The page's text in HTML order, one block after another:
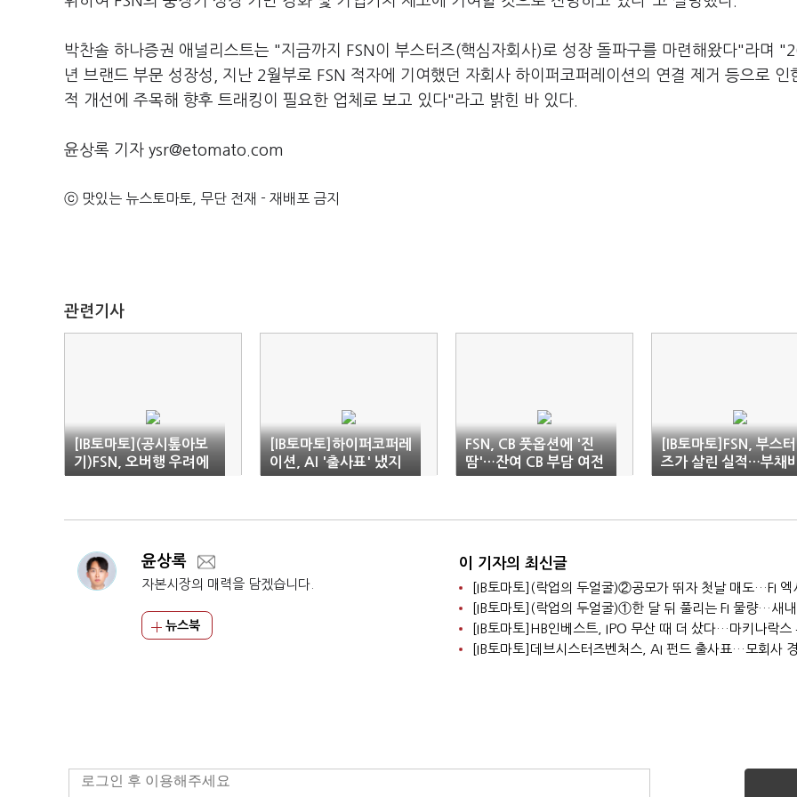
박찬솔 하나증권 애널리스트는 "지금까지 FSN이 부스터즈(핵심자회사)로 성장 돌파구를 마련해왔다"라며
년 브랜드 부문 성장성, 지난 2월부로 FSN 적자에 기여했던 자회사 하이퍼코퍼레이션의 연결 제거 등으로 인
적 개선에 주목해 향후 트래킹이 필요한 업체로 보고 있다"라고 밝힌 바 있다.
윤상록 기자 ysr@etomato.com
ⓒ 맛있는 뉴스토마토, 무단 전재 - 재배포 금지
관련기사
[IB토마토](공시톺아보
기)FSN, 오버행 우려에
'전전긍긍'
[IB토마토]하이퍼코퍼레
이션, AI '출사표' 냈지
만…문어발 사업 확장
FSN, CB 풋옵션에 '진
땀'…잔여 CB 부담 여전
[IB토마토]FSN, 부스터
즈가 살린 실적…부채비
율 300% 부담
윤상록
자본시장의 매력을 담겠습니다.
뉴스북
이 기자의 최신글